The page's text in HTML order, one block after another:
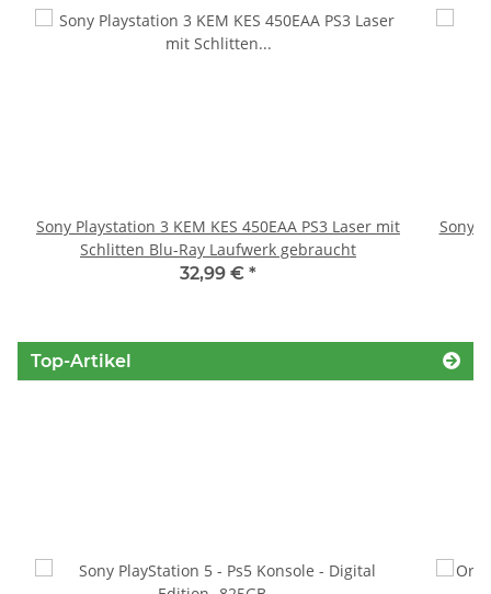
Sony Playstation 3 KEM KES 450EAA PS3 Laser mit
Schlitten Blu-Ray Laufwerk gebraucht
32,99 € *
Sony
Top-Artikel